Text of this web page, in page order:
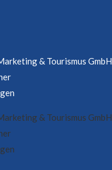
& Tourismus GmbH
& Tourismus GmbH